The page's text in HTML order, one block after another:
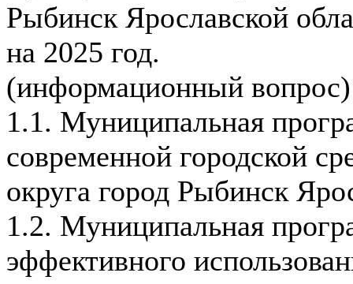
Рыбинск Ярославской
на 2025 год.
(информационный вопрос)
1.1. Муниципальная
современной городской
округа город Рыбинск
1.2. Муниципальная
эффективного